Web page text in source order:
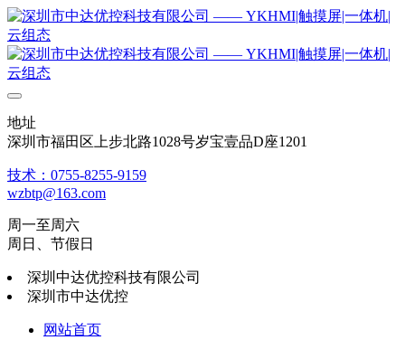
地址
深圳市福田区上步北路1028号岁宝壹品D座1201
技术：0755-8255-9159
wzbtp@163.com
周一至周六
周日、节假日
深圳中达优控科技有限公司
深圳市中达优控
网站首页